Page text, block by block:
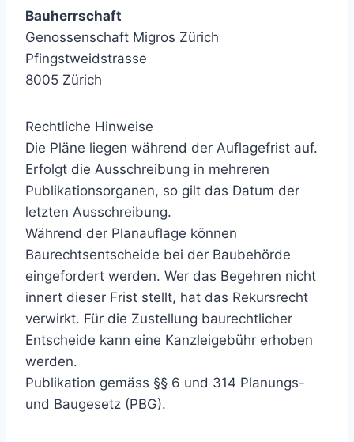
Bauherrschaft
Genossenschaft Migros Zürich
Pfingstweidstrasse
8005 Zürich
Rechtliche Hinweise
Die Pläne liegen während der Auflagefrist auf.
Erfolgt die Ausschreibung in mehreren
Publikationsorganen, so gilt das Datum der
letzten Ausschreibung.
Während der Planauflage können
Baurechtsentscheide bei der Baubehörde
eingefordert werden. Wer das Begehren nicht
innert dieser Frist stellt, hat das Rekursrecht
verwirkt. Für die Zustellung baurechtlicher
Entscheide kann eine Kanzleigebühr erhoben
werden.
Publikation gemäss §§ 6 und 314 Planungs-
und Baugesetz (PBG).